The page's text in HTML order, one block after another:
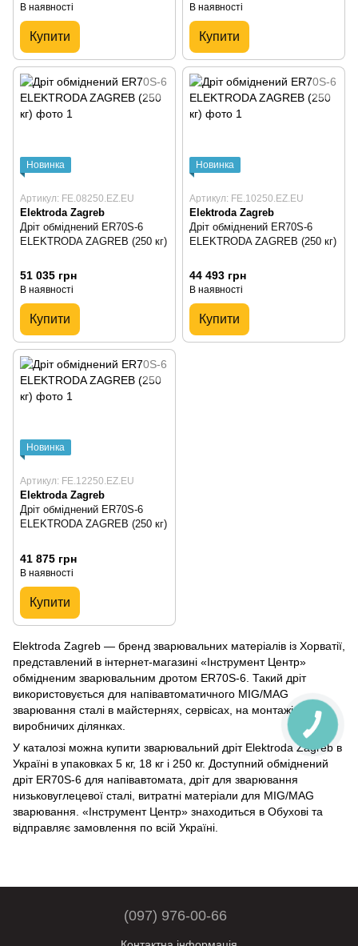
В наявності
Купити
В наявності
Купити
Новинка
Артикул: FE.08250.EZ.EU
Elektroda Zagreb
Дріт обміднений ER70S-6
ELEKTRODA ZAGREB (250 кг)
51 035 грн
В наявності
Купити
Новинка
Артикул: FE.10250.EZ.EU
Elektroda Zagreb
Дріт обміднений ER70S-6
ELEKTRODA ZAGREB (250 кг)
44 493 грн
В наявності
Купити
Новинка
Артикул: FE.12250.EZ.EU
Elektroda Zagreb
Дріт обміднений ER70S-6
ELEKTRODA ZAGREB (250 кг)
41 875 грн
В наявності
Купити
Elektroda Zagreb — бренд зварювальних матеріалів із Хорватії,
представлений в інтернет-магазині «Інструмент Центр»
обмідненим зварювальним дротом ER70S-6. Такий дріт
використовується для напівавтоматичного MIG/MAG
зварювання сталі в майстернях, сервісах, на монтажі та
виробничих ділянках.
У каталозі можна купити зварювальний дріт Elektroda Zagreb в
Україні в упаковках 5 кг, 18 кг і 250 кг. Доступний обміднений
дріт ER70S-6 для напівавтомата, дріт для зварювання
низьковуглецевої сталі, витратні матеріали для MIG/MAG
зварювання. «Інструмент Центр» знаходиться в Обухові та
відправляє замовлення по всій Україні.
(097) 976-00-66